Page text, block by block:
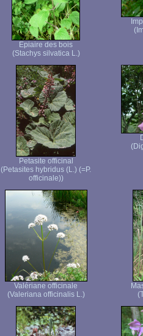
Epiaire des bois
(Stachys silvatica L.)
Petasite officinal
(Petasites hybridus (L.) (=P.
officinale))
Valériane officinale
(Valeriana officinalis L.)